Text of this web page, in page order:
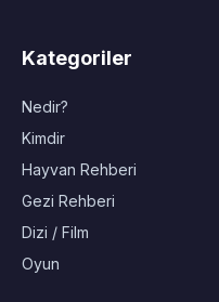
Kategoriler
Nedir?
Kimdir
Hayvan Rehberi
Gezi Rehberi
Dizi / Film
Oyun